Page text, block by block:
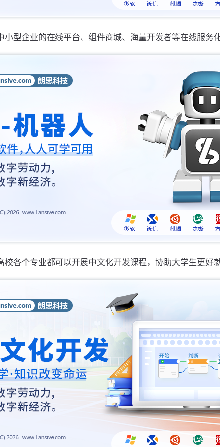
小型企业的在线平台、组件商城、海量开发者等在线服务
校各个专业都可以开展中文化开发课程，协助大学生更好